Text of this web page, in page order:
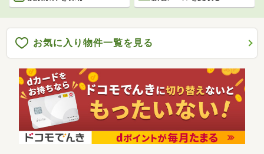
お気に入り物件一覧を見る